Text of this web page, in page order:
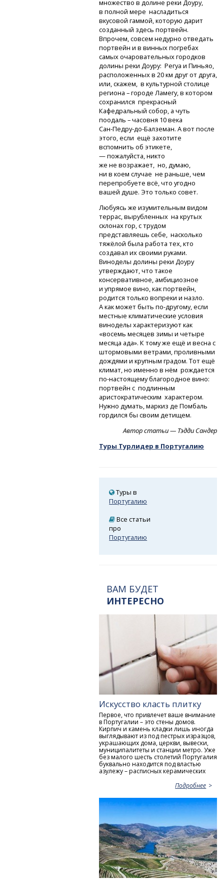
множество в долине реки Доуру,
в полной мере насладиться
вкусовой гаммой, которую дарит
созданный здесь портвейн.
Впрочем, совсем недурно отведать
портвейн и в винных погребах
самых очаровательных городков
долины реки Доуру: Регуа и Пиньяо,
расположенных в 20 км друг от друга,
или, скажем, в культурной столице
региона – городе Ламегу, в котором
сохранился прекрасный
Кафедральный собор, а чуть
поодаль – часовня 10 века
Сан-Педру-до-Балземан. А вот после
этого, если ещё захотите
вспомнить об этикете,
— пожалуйста, никто
же не возражает, но, думаю,
ни в коем случае не раньше, чем
перепробуете всё, что угодно
вашей душе. Это только совет.
Любуясь же изумительным видом
террас, вырубленных на крутых
склонах гор, с трудом
представляешь себе, насколько
тяжёлой была работа тех, кто
создавал их своими руками.
Виноделы долины реки Доуру
утверждают, что такое
консервативное, амбициозное
и упрямое вино, как портвейн,
родится только вопреки и назло.
А как может бытьпо-другому,если
местные климатические условия
виноделы характеризуют как
«восемь месяцев зимы и четыре
месяца ада». К тому же ещё и весна с
штормовыми ветрами, проливными
дождями и крупным градом. Тот ещё
климат, но именно в нём рождается
по-настоящемублагородное вино:
портвейн с подлинным
аристократическим характером.
Нужно думать, маркиз де Помбаль
гордился бы своим детищем.
Автор статьи — Тэдди Сандер
Туры Турлидер в Португалию
Туры в
Португалию
Все статьи
про
Португалию
ВАМ БУДЕТ
ИНТЕРЕСНО
Искусство класть плитку
Первое, что привлечет ваше внимание
в Португалии – это стены домов.
Кирпич и камень кладки лишь иногда
выглядывают из под пестрых изразцов,
украшающих дома, церкви, вывески,
муниципалитеты и станции метро. Уже
без малого шесть столетий Португалия
буквально находится под властью
азулежу – расписных керамических
Подробнее